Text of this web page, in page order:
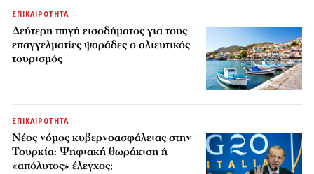
ΕΠΙΚΑΙΡΟΤΗΤΑ
Δεύτερη πηγή εισοδήματος για τους
επαγγελματίες ψαράδες ο αλιευτικός
τουρισμός
ΕΠΙΚΑΙΡΟΤΗΤΑ
Νέος νόμος κυβερνοασφάλειας στην
Τουρκία: Ψηφιακή θωράκιση ή
«απόλυτος» έλεγχος;